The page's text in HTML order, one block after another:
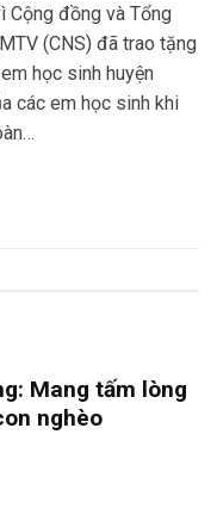
Cộng đồng và Tổng
(CNS) đã trao tặng
học sinh huyện
các em học sinh khi
Mang tấm lòng
nghèo